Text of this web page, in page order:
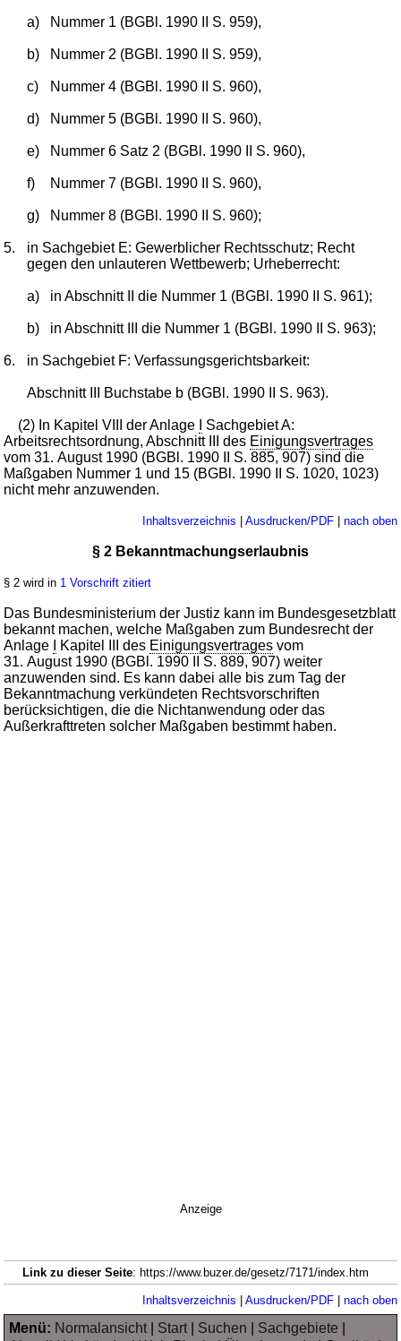
a) Nummer 1 (BGBl. 1990 II S. 959),
b) Nummer 2 (BGBl. 1990 II S. 959),
c) Nummer 4 (BGBl. 1990 II S. 960),
d) Nummer 5 (BGBl. 1990 II S. 960),
e) Nummer 6 Satz 2 (BGBl. 1990 II S. 960),
f) Nummer 7 (BGBl. 1990 II S. 960),
g) Nummer 8 (BGBl. 1990 II S. 960);
5.
in Sachgebiet E: Gewerblicher Rechtsschutz; Recht
gegen den unlauteren Wettbewerb; Urheberrecht:
a) in Abschnitt II die Nummer 1 (BGBl. 1990 II S. 961);
b) in Abschnitt III die Nummer 1 (BGBl. 1990 II S. 963);
6. in Sachgebiet F: Verfassungsgerichtsbarkeit:
Abschnitt III Buchstabe b (BGBl. 1990 II S. 963).
(2) In Kapitel VIII der Anlage
Sachgebiet A:
Arbeitsrechtsordnung, Abschnitt III des Einigungsvertrages
vom 31. August 1990 (BGBl. 1990 II S. 885, 907) sind die
Maßgaben Nummer 1 und 15 (BGBl. 1990 II S. 1020, 1023)
nicht mehr anzuwenden.
Inhaltsverzeichnis | Ausdrucken/PDF| nach oben
§ 2 Bekanntmachungserlaubnis
§ 2 wird in 1 Vorschrift zitiert
Das Bundesministerium der Justiz kann im Bundesgesetzblatt
bekannt machen, welche Maßgaben zum Bundesrecht der
Anlage
Kapitel III des Einigungsvertrages vom
31. August 1990 (BGBl. 1990 II S. 889, 907) weiter
anzuwenden sind. Es kann dabei alle bis zum Tag der
Bekanntmachung verkündeten Rechtsvorschriften
berücksichtigen, die die Nichtanwendung oder das
Außerkrafttreten solcher Maßgaben bestimmt haben.
Anzeige
Link zu dieser Seite: https://www.buzer.de/gesetz/7171/index.htm
Inhaltsverzeichnis | Ausdrucken/PDF| nach oben
Menü: Normalansicht| Start| Suchen Sachgebiete